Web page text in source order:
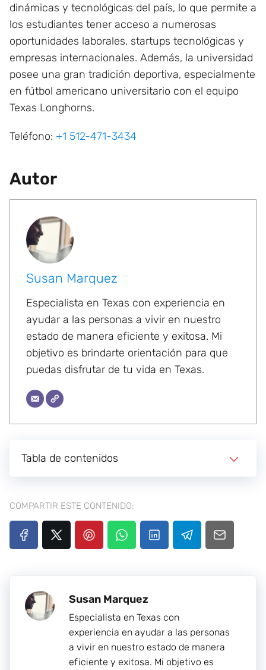
dinámicas y tecnológicas del país, lo que permite a
los estudiantes tener acceso a numerosas
oportunidades laborales, startups tecnológicas y
empresas internacionales. Además, la universidad
posee una gran tradición deportiva, especialmente
en fútbol americano universitario con el equipo
Texas Longhorns.
Teléfono: +1 512-471-3434
Autor
Susan Marquez
Especialista en Texas con experiencia en
ayudar a las personas a vivir en nuestro
estado de manera eficiente y exitosa. Mi
objetivo es brindarte orientación para que
puedas disfrutar de tu vida en Texas.
Tabla de contenidos
COMPARTIR ESTE CONTENIDO:
Susan Marquez
Especialista en Texas con
experiencia en ayudar a las personas
a vivir en nuestro estado de manera
eficiente y exitosa. Mi objetivo es